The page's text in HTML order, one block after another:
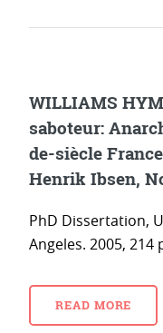
WILLIAMS
saboteur:
de-siècle
Henrik Ibsen,
PhD Dissertation,
Angeles. 2005, 214
READ MORE